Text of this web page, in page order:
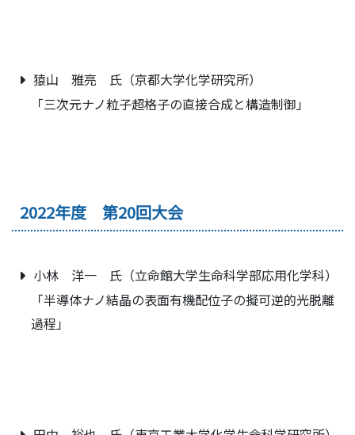
猿山 雅亮 氏（京都大学化学研究所）
「三次元ナノ粒子超格子の直接合成と構造制御」
2022年度 第20回大会
小林 洋一 氏（立命館大学生命科学部応用化学科）
「半導体ナノ結晶の表面有機配位子の擬可逆的光脱離
過程」